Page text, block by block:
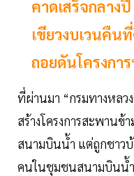
คาดเสร็จกลาง
เขียวงบเวนคืน
ถอยดันโครงกา
ที่ผ่านมา “กรมทางหลว
สร้างโครงการสะพาน
สนามบินน้ำ แต่ถูกชาว
คนในชุมชนสนามบินน้